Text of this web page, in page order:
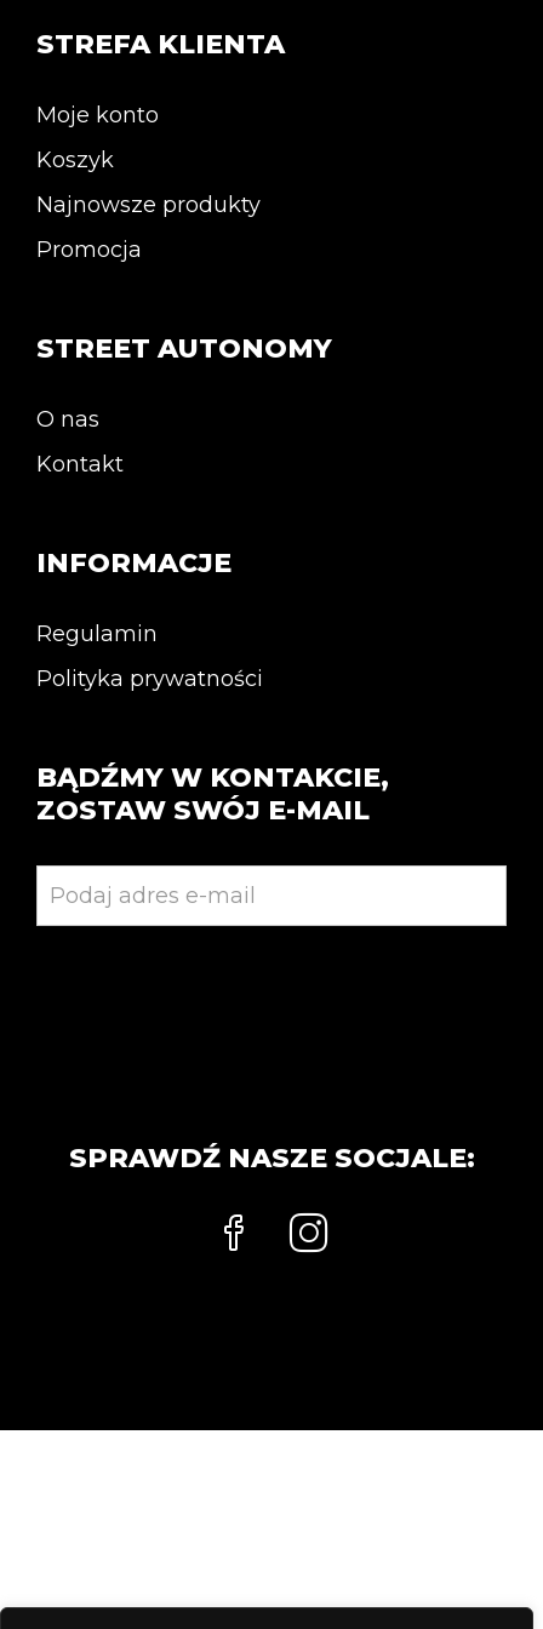
STREFA KLIENTA
Moje konto
Koszyk
Najnowsze produkty
Promocja
STREET AUTONOMY
O nas
Kontakt
INFORMACJE
Regulamin
Polityka prywatności
BĄDŹMY W KONTAKCIE,
ZOSTAW SWÓJ E-MAIL
SPRAWDŹ NASZE SOCJALE: